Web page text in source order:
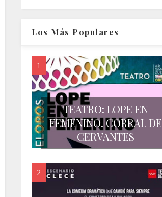
Los Más Populares
TEATRO: LOPE EN
FEMENINO. CORRAL DE
CERVANTES